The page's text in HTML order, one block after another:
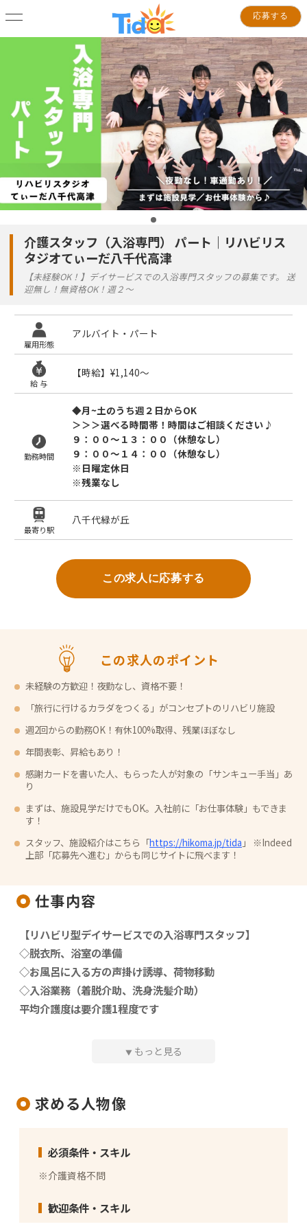
応募する
介護スタッフ（入浴専門） パート｜リハビリス
タジオてぃーだ八千代高津
【未経験OK！】デイサービスでの入浴専門スタッフの募集です。 送
迎無し！無資格OK！週２～
雇用形態
アルバイト・パート
給 与
【時給】¥1,140〜
勤務時間
◆月~土のうち週２日からOK
＞＞＞選べる時間帯！時間はご相談ください♪
９：００～１３：００（休憩なし）
９：００～１４：００（休憩なし）
※日曜定休日
※残業なし
最寄り駅
八千代緑が丘
この求人に応募する
この求人のポイント
未経験の方歓迎！夜勤なし、資格不要！
「旅行に行けるカラダをつくる」がコンセプトのリハビリ施設
週2回からの勤務OK！有休100%取得、残業ほぼなし
年間表彰、昇給もあり！
感謝カードを書いた人、もらった人が対象の「サンキュー手当」あ
り
まずは、施設見学だけでもOK。入社前に「お仕事体験」もできま
す！
スタッフ、施設紹介はこちら「https://hikoma.jp/tida 」 ※Indeed
上部「応募先へ進む」からも同じサイトに飛べます！
仕事内容
【リハビリ型デイサービスでの入浴専門スタッフ】
◇脱衣所、浴室の準備
◇お風呂に入る方の声掛け誘導、荷物移動
◇入浴業務（着脱介助、洗身洗髪介助）
平均介護度は要介護1程度です
▼ もっと見る
求める人物像
必須条件・スキル
※介護資格不問
歓迎条件・スキル